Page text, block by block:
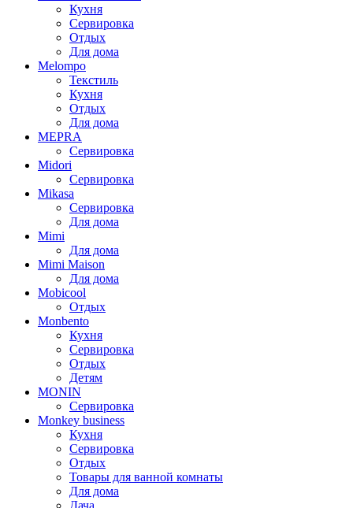
Кухня
Сервировка
Отдых
Для дома
Melompo
Текстиль
Кухня
Отдых
Для дома
MEPRA
Сервировка
Midori
Сервировка
Mikasa
Сервировка
Для дома
Mimi
Для дома
Mimi Maison
Для дома
Mobicool
Отдых
Monbento
Кухня
Сервировка
Отдых
Детям
MONIN
Сервировка
Monkey business
Кухня
Сервировка
Отдых
Товары для ванной комнаты
Для дома